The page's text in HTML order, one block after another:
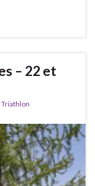
– 22 et
Triathlon